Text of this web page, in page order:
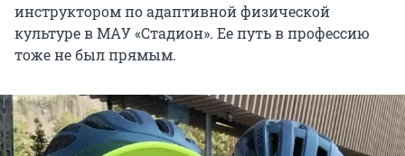
инструктором по адаптивной физической
культуре в МАУ «Стадион». Ее путь в профессию
тоже не был прямым.